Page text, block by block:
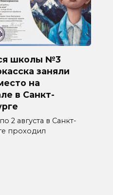
школы №3
заняли
на
в Санкт-
2 августа в Санкт-
проходил